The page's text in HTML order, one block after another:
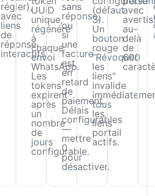
régler),
avec
liens
de
réponse
interactifs.
UUID
unique,
régénéré
à
chaque
envoi
WhatsApp.
Les
tokens
expirent
après
un
nombre
de
jours
configurable.
sans
réponse,
ou
si
une
facture
est
en
retard
de
paiement.
Délais
configurables
—
mettre
0
pour
désactiver.
(défaut
3).
Un
bouton
rouge
"Révoquer
les
liens"
invalide
tous
les
liens
portail
actifs.
avec
au-
delà
de
600